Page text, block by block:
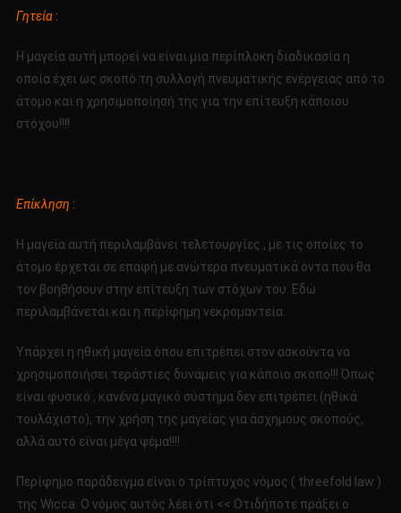
Γητεία:
Η μαγεία αυτή μπορεί να είναι μια περίπλοκη διαδικασία η
οποία έχει ως σκοπό τη συλλογή πνευματικής ενέργειας από το
άτομο και η χρησιμοποίησή της για την επίτευξη κάποιου
στόχου!!!!
Επίκληση :
Η μαγεία αυτή περιλαμβάνει τελετουργίες , με τις οποίες το
άτομο έρχεται σε επαφή με ανώτερα πνευματικά όντα που θα
τον βοηθήσουν στην επίτευξη των στόχων του. Εδώ
περιλαμβάνεται και η περίφημη νεκρομαντεία.
Υπάρχει η ηθική μαγεία όπου επιτρέπει στον ασκούντα να
χρησιμοποιήσει τεράστιες δυνάμεις για κάποιο σκοπό!!! Όπως
είναι φυσικό , κανένα μαγικό σύστημα δεν επιτρέπει (ηθικά
τουλάχιστο), την χρήση της μαγείας για άσχημους σκοπούς,
αλλά αυτό είναι μέγα ψέμα!!!!
Περίφημο παράδειγμα είναι ο τρίπτυχος νόμος ( threefold law )
της Wicca. Ο νόμος αυτός λέει ότι << Οτιδήποτε πράξει ο